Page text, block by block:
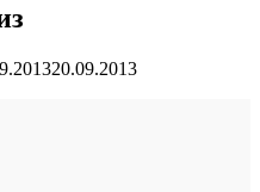
20.09.2013